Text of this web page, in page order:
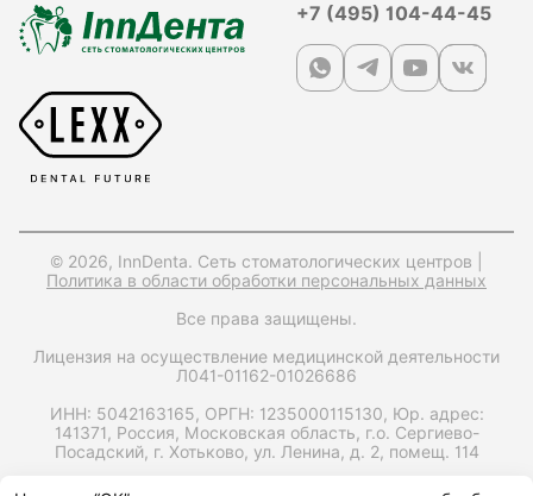
+7 (495) 104-44-45
© 2026, InnDenta. Сеть стоматологических центров |
Политика в области обработки персональных данных
Все права защищены.
Лицензия на осуществление медицинской деятельности
Л041-01162-01026686
ИНН: 5042163165, ОРГН: 1235000115130, Юр. адрес:
141371, Россия, Московская область, г.о. Сергиево-
Посадский, г. Хотьково, ул. Ленина, д. 2, помещ. 114
Запрос справки на налоговый вычет